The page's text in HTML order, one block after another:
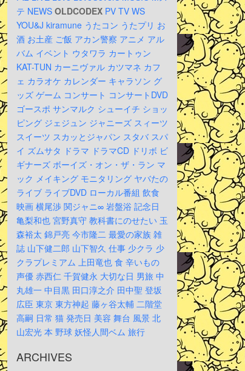
テ NEWS OLDCODEX PV TV WS
YOU&J kiramune うたコン うたプリ お
酒 お土産 ご飯 アカン警察 アニメ アル
バム イベント ウタワラ カートゥン
KAT-TUN カーニヴァル カツマネ カフ
ェ カラオケ カレンダー キャラソン グ
ッズ ゲーム コンサート コンサートDVD
ゴースポ サンマルク シューイチ ショッ
ピング ジェジュン ジャニーズ スィーツ
スイーツ スカッとジャパン スタバ スパ
イ ズムサタ ドラマ ドラマCD ドリボ ビ
ギナーズ ボーイズ・オン・ザ・ラン マ
ック メイキング モニタリング ヤバたの
ライブ ライブDVD ローカル番組 飲食
映画 横尾渉 関ジャニ∞ 岩盤浴 記念日
亀梨和也 宮野真守 教科書にのせたい 玉
森裕太 錦戸亮 今市隆二 最愛の家族 雑
誌 山下健二郎 山下智久 仕事 少クラ 少
クラプレミアム 上田竜也 食 辛いもの
声優 赤西仁 千賀健永 大切な日 男旅 中
丸雄一 中目黒 田口淳之介 田中聖 登坂
広臣 東京 東方神起 藤ヶ谷太輔 二階堂
高嗣 日常 猫 発売日 美容 舞台 風景 北
山宏光 本 野球 妖怪人間ベム 旅行
ARCHIVES